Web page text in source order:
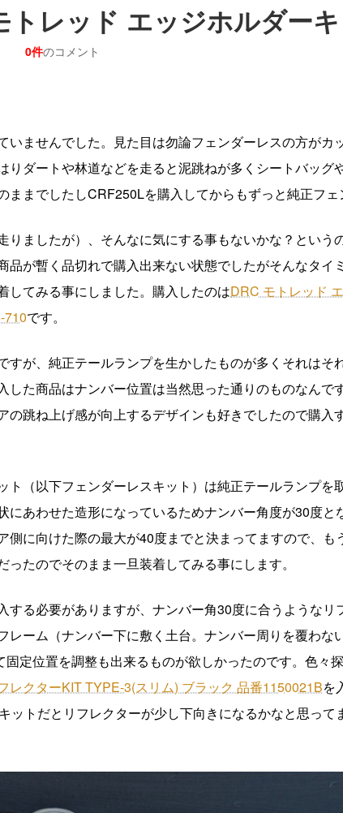
トレッド エッジホルダー
0件のコメント
いませんでした。見た目は勿論フェンダーレスの方がカ
ダートや林道などを走ると泥跳ねが多くシートバッグ
までしたしCRF250Lを購入してからもずっと純正フェ
ましたが）、そんなに気にする事もないかな？という
が暫く品切れで購入出来ない状態でしたがそんなタイ
してみる事にしました。購入したのはDRC モトレッド
710です。
が、純正テールランプを生かしたものが多くそれはそ
た商品はナンバー位置は当然思った通りのものなんで
跳ね上げ感が向上するデザインも好きでしたので購入
（以下フェンダーレスキット）は純正テールランプを
あわせた造形になっているためナンバー角度が30度と
に向けた際の最大が40度までと決まってますので、も
たのでそのまま一旦装着してみる事にします。
する必要がありますが、ナンバー角30度に合うようなリ
ーム（ナンバー下に敷く土台。ナンバー周りを覆わな
定位置を調整も出来るものが欲しかったのです。色々
レクターKIT TYPE-3(スリム) ブラック 品番1150021Bを
ットだとリフレクターが少し下向きになるかなと思って